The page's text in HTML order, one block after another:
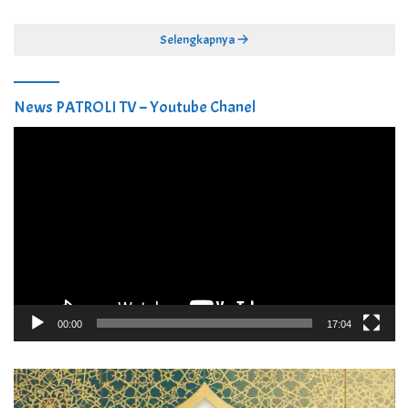
Selengkapnya
News PATROLI TV – Youtube Chanel
00:00 17:04